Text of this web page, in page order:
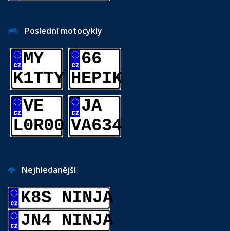
Poslední motocykly
MY
K1TTY
66
HEPIK
VE
L0R00
JA
VA634
Nejhledanější
K8S NINJA
JN4 NINJA